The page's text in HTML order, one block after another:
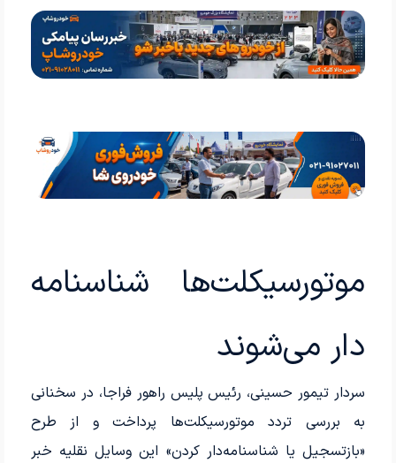
موتورسیکلت‌ها شناسنامه
دار می‌شوند
سردار تیمور حسینی، رئیس پلیس راهور فراجا، در سخنانی
به بررسی تردد موتورسیکلت‌ها پرداخت و از طرح
«بازتسجیل یا شناسنامه‌دار کردن» این وسایل نقلیه خبر